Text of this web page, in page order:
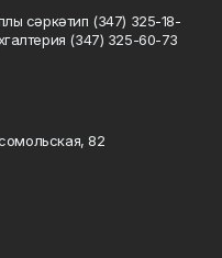
сәркәтип (347) 325-18-
(347) 325-60-73
82